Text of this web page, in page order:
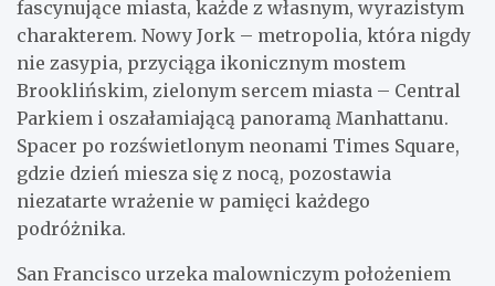
fascynujące miasta, każde z własnym, wyrazistym
charakterem. Nowy Jork – metropolia, która nigdy
nie zasypia, przyciąga ikonicznym mostem
Brooklińskim, zielonym sercem miasta – Central
Parkiem i oszałamiającą panoramą Manhattanu.
Spacer po rozświetlonym neonami Times Square,
gdzie dzień miesza się z nocą, pozostawia
niezatarte wrażenie w pamięci każdego
podróżnika.
San Francisco urzeka malowniczym położeniem